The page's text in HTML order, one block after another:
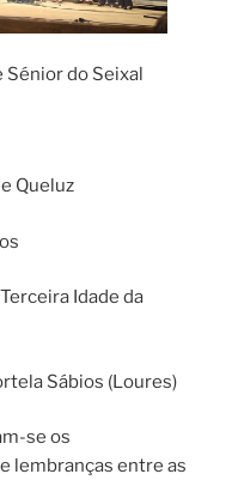
Sénior do Seixal
Queluz
Idade da
Sábios (Loures)
se os
lembranças entre as